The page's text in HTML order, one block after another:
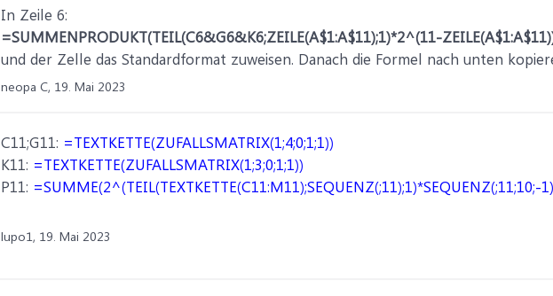
In Zeile 6:
=SUMMENPRODUKT(TEIL(C6&G6&K6;ZEILE(A$1:A$11);1)*2^(11-
und der Zelle das Standardformat zuweisen. Danach die Formel nach unten
neopa C, 19. Mai 2023
C11;G11: =TEXTKETTE(ZUFALLSMATRIX(1;4;0;1;1))
K11: =TEXTKETTE(ZUFALLSMATRIX(1;3;0;1;1))
P11: =SUMME(2^(TEIL(TEXTKETTE(C11:M11);SEQUENZ(;11);1)*SEQUENZ(;11;10;-
lupo1, 19. Mai 2023